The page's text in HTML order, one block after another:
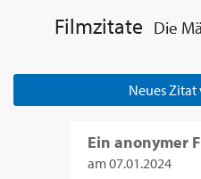
Filmzitate Die
Neues
Ein anonymer
am07.01.2024